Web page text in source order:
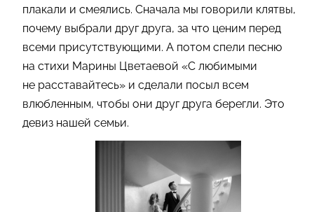
плакали и смеялись. Сначала мы говорили клятвы,
почему выбрали друг друга, за что ценим перед
всеми присутствующими. А потом спели песню
на стихи Марины Цветаевой «С любимыми
не расставайтесь» и сделали посыл всем
влюбленным, чтобы они друг друга берегли. Это
девиз нашей семьи.